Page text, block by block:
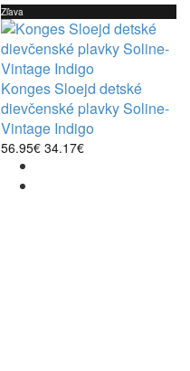
Zľava
Konges Sloejd detské
dievčenské plavky Soline-
Vintage Indigo
56.95€ 34.17€